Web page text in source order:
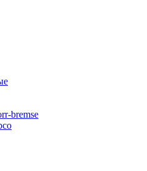
bremse